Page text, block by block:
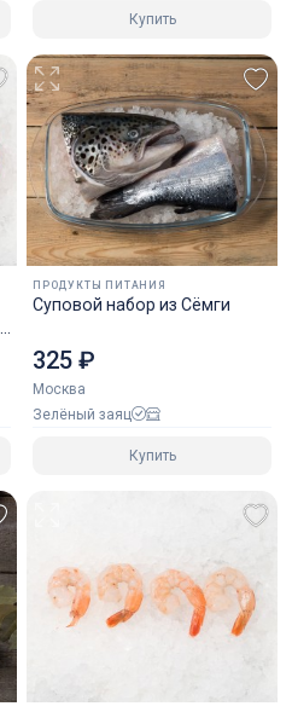
Купить
ПРОДУКТЫ ПИТАНИЯ
Суповой набор из Сёмги
325 ₽
Москва
Зелёный заяц
Купить